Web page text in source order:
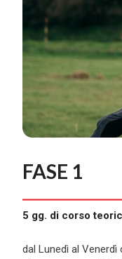
FASE 1
5 gg. di corso
dal Lunedì al